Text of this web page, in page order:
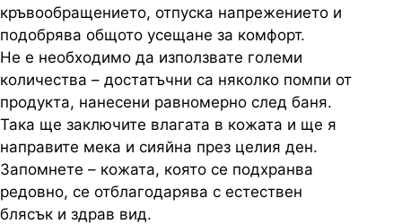
кръвообращението, отпуска напрежението и
подобрява общото усещане за комфорт.
Не е необходимо да използвате големи
количества – достатъчни са няколко помпи от
продукта, нанесени равномерно след баня.
Така ще заключите влагата в кожата и ще я
направите мека и сияйна през целия ден.
Запомнете – кожата, която се подхранва
редовно, се отблагодарява с естествен
блясък и здрав вид.